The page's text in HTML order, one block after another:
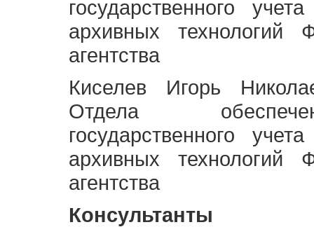
государственного
архивных технологий
агентства
Киселев Игорь
Отдела
государственного
архивных технологий
агентства
Консультанты